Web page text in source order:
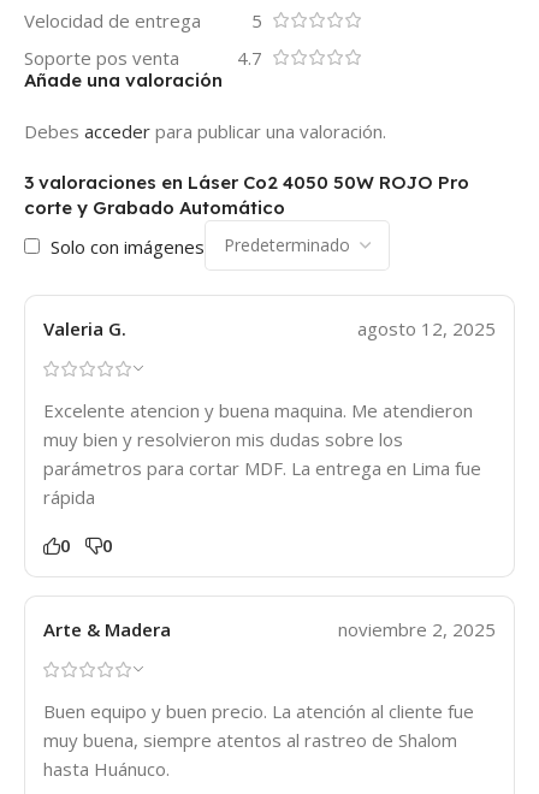
Velocidad de entrega
5
Soporte pos venta
4.7
3 valoraciones en Láser Co2 4050 50W ROJO Pro
corte y Grabado Automático
Solo con imágenes
Valeria G. agosto 12, 2025
Excelente atencion y buena maquina. Me atendieron
muy bien y resolvieron mis dudas sobre los
parámetros para cortar MDF. La entrega en Lima fue
rápida
0 0
Arte & Madera noviembre 2, 2025
Buen equipo y buen precio. La atención al cliente fue
muy buena, siempre atentos al rastreo de Shalom
hasta Huánuco.
Añade una valoración
Debes acceder para publicar una valoración.